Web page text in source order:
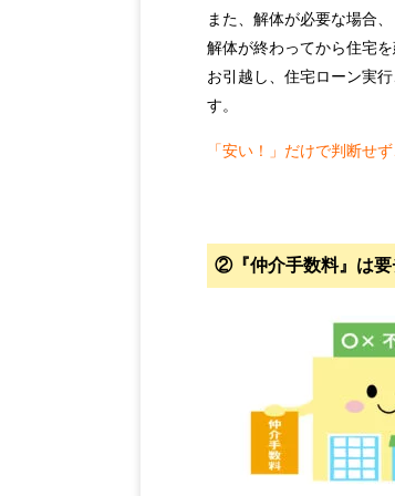
また、解体が必要な場合、
解体が終わってから住宅を
お引越し、住宅ローン実
す。
「安い！」だけで判断せ
②『仲介手数料』は要